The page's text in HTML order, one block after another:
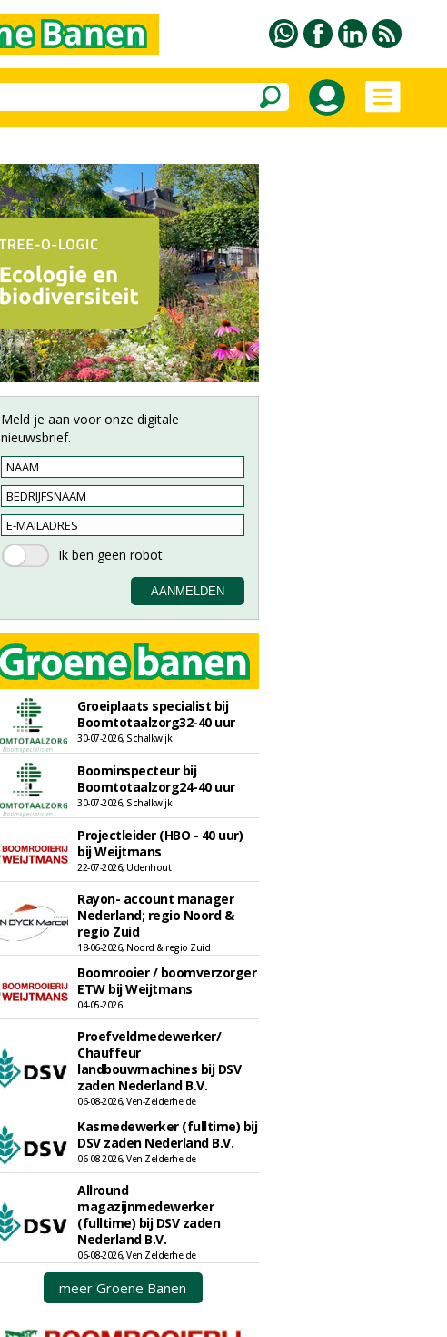
Meld je aan voor onze digitale
nieuwsbrief.
Groeiplaats specialist bij
Boomtotaalzorg32-40 uur
30-07-2026, Schalkwijk
Boominspecteur bij
Boomtotaalzorg24-40 uur
30-07-2026, Schalkwijk
Projectleider (HBO - 40 uur)
bij Weijtmans
22-07-2026, Udenhout
Rayon- account manager
Nederland; regio Noord &
regio Zuid
18-06-2026, Noord & regio Zuid
Boomrooier / boomverzorger
ETW bij Weijtmans
04-05-2026
Proefveldmedewerker/
Chauffeur
landbouwmachines bij DSV
zaden Nederland B.V.
06-08-2026, Ven-Zelderheide
Kasmedewerker (fulltime) bij
DSV zaden Nederland B.V.
06-08-2026, Ven-Zelderheide
Allround
magazijnmedewerker
(fulltime) bij DSV zaden
Nederland B.V.
06-08-2026, Ven Zelderheide
meer Groene Banen